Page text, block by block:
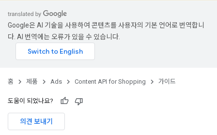
Google은 AI 기술을 사용하여 콘텐츠를 사용자의 기본 언어로 번역합니
다. AI 번역에는 오류가 있을 수 있습니다.
홈 제품 Ads Content API for Shopping 가이드
도움이 되었나요?
의견 보내기